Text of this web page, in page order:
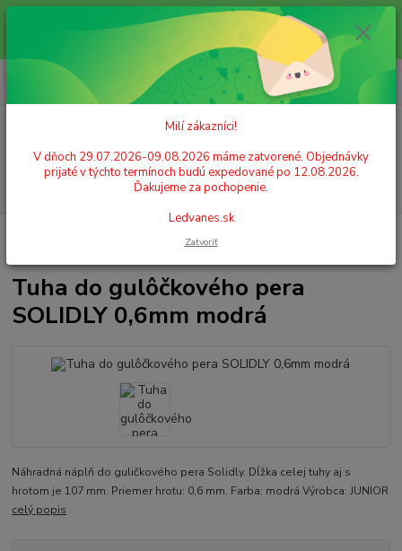
Milí zákazníci! V dňoch 29.07.2026-09.08.2026 máme zatvorené.
Objednávky prijaté v týchto termínoch budú expedované po 12.08.2026.
Ďakujeme za pochopenie. Ledvanes.sk
+421 908 755 958
Po. - Pia. od 9:00 hod. - 16:00 hod.
za0,00 EUR
Tuha do gulôčkového pera
SOLIDLY 0,6mm modrá
Náhradná náplň do guličkového pera Solidly. Dĺžka celej tuhy aj s
hrotom je 107 mm. Priemer hrotu: 0,6 mm. Farba: modrá Výrobca: JUNIOR
celý popis
Milí zákazníci!
V dňoch 29.07.2026-09.08.2026 máme zatvorené. Objednávky
prijaté v týchto termínoch budú expedované po 12.08.2026.
Ďakujeme za pochopenie.
Ledvanes.sk
Zatvoriť